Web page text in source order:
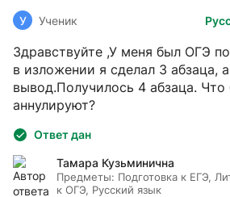
У Ученик
Здравствуйте ,У меня был ОГЭ
в изложении я сделал 3 абзаца,
вывод.Получилось 4 абзаца. Что
аннулируют?
Ответ дан
Тамара Кузьминична
Предметы: Подготовка к ЕГЭ,
к ОГЭ, Русский язык